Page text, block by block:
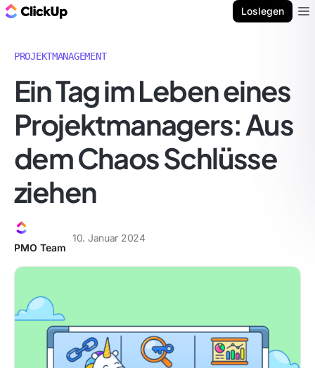
Loslegen
PROJEKTMANAGEMENT
Ein Tag im Leben eines
Projektmanagers: Aus
dem Chaos Schlüsse
ziehen
PMO Team
10. Januar 2024